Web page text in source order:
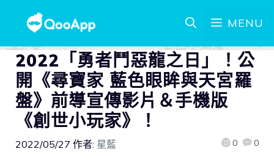
MENU
2022「勇者鬥惡龍之日」！公
開《尋寶家 藍色眼眸與天宮羅
盤》前導宣傳影片＆手機版
《創世小玩家》！
2022/05/27 作者: 星藍 0 0